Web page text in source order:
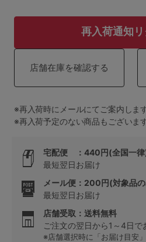
高評価レビューアイテム
再入荷通知
店舗在庫を確認する
※再入荷時にメールにてご案内します
※再入荷予定のない商品もございま
宅配便 ：440円(全国一
最短翌日お届け
メール便：200円(対象品
最短翌日お届け
店舗受取：送料無料
ご注文の翌日から1～4日で
※店舗選択時に「お届け目安